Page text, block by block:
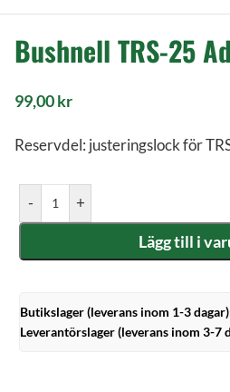
Bushnell TRS-25
99,00kr
Reservdel: justeringslock för
- +
Lägg till i
Butikslager (leverans inom 1-3
Leverantörslager (leverans inom 3-7